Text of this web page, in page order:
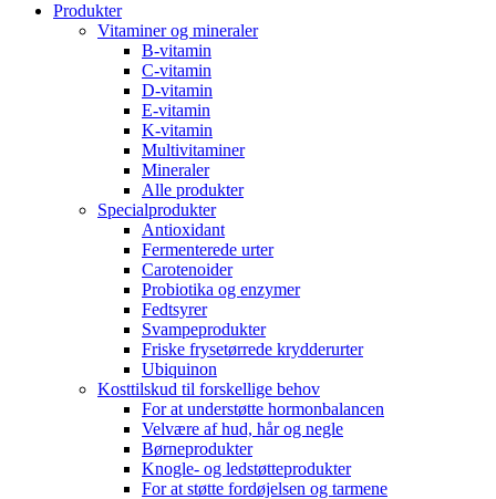
Produkter
Vitaminer og mineraler
B-vitamin
C-vitamin
D-vitamin
E-vitamin
K-vitamin
Multivitaminer
Mineraler
Alle produkter
Specialprodukter
Antioxidant
Fermenterede urter
Carotenoider
Probiotika og enzymer
Fedtsyrer
Svampeprodukter
Friske frysetørrede krydderurter
Ubiquinon
Kosttilskud til forskellige behov
For at understøtte hormonbalancen
Velvære af hud, hår og negle
Børneprodukter
Knogle- og ledstøtteprodukter
For at støtte fordøjelsen og tarmene